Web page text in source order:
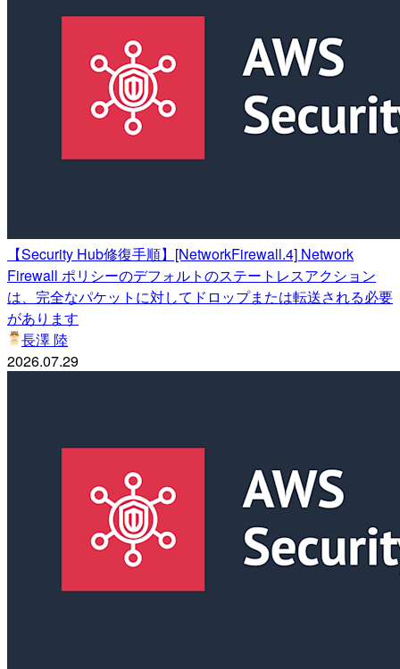
【Security Hub修復手順】[NetworkFirewall.4] Network
Firewall ポリシーのデフォルトのステートレスアクション
は、完全なパケットに対してドロップまたは転送される必要
があります
長澤 陸
2026.07.29